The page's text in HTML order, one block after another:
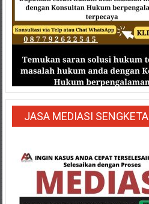
Blitar/Surabaya/Palembang/
Bekasi/Jakarta
selatan/
Utara/
Pusat/
Karawang/
Lampung
Lampung
Timur/Lampung/
Bengkulu/
JASA MEDIASI SENGKETA